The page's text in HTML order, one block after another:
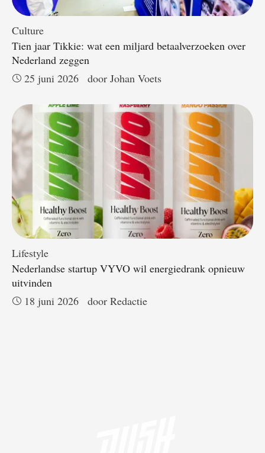
Culture
Tien jaar Tikkie: wat een miljard betaalverzoeken over
Nederland zeggen
25 juni 2026
door Johan Voets
Lifestyle
Nederlandse startup VYVO wil energiedrank opnieuw
uitvinden
18 juni 2026
door Redactie